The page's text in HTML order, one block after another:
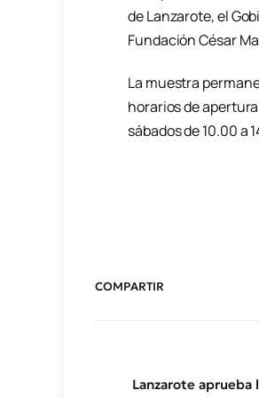
de Lanzarote, el
Fundación César
La muestra
horarios de apertura
sábados de 10.00 a
COMPARTIR
Lanzarote aprueba